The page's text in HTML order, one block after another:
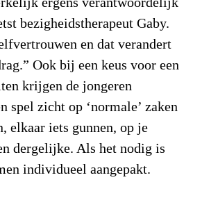
bezigheidstherapeut Gaby.
en dat verandert
Ook bij een keus voor een
krijgen de jongeren
spel zicht op ‘normale’ zaken
elkaar iets gunnen, op je
dergelijke. Als het nodig is
individueel aangepakt.